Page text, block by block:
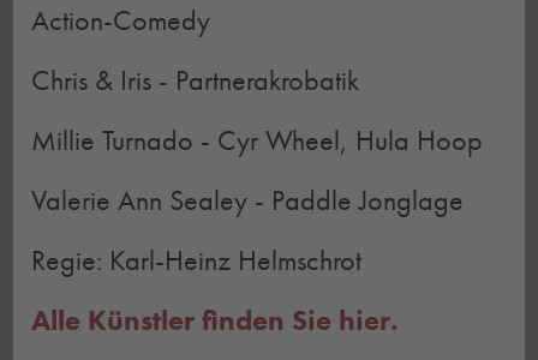
Action-Comedy
Chris & Iris - Partnerakrobatik
Millie Turnado - Cyr Wheel, Hula Hoop
Valerie Ann Sealey - Paddle Jonglage
Regie: Karl-Heinz Helmschrot
Alle Künstler finden Sie hier.